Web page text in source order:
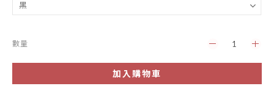
數量
加入購物車